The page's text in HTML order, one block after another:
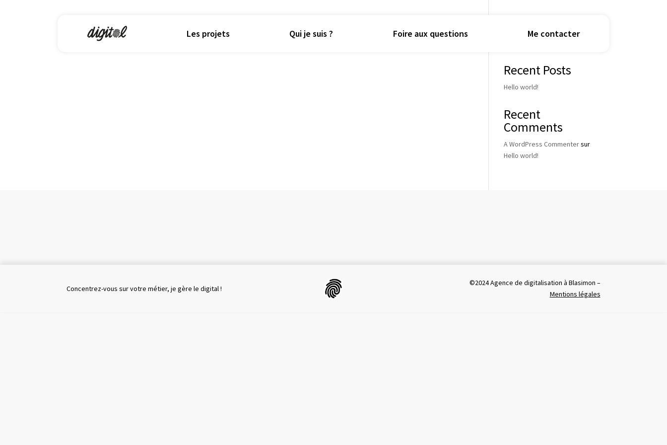
Les projets Qui je suis ? Foire aux questions Me contacter
Projets Rechercher
Recent Posts
Hello world!
Recent
Comments
A WordPress Commentersur
Hello world!
Concentrez-vous sur votre métier, je gère le digital !
©2024Agence de digitalisation à Blasimon –
Mentions légales